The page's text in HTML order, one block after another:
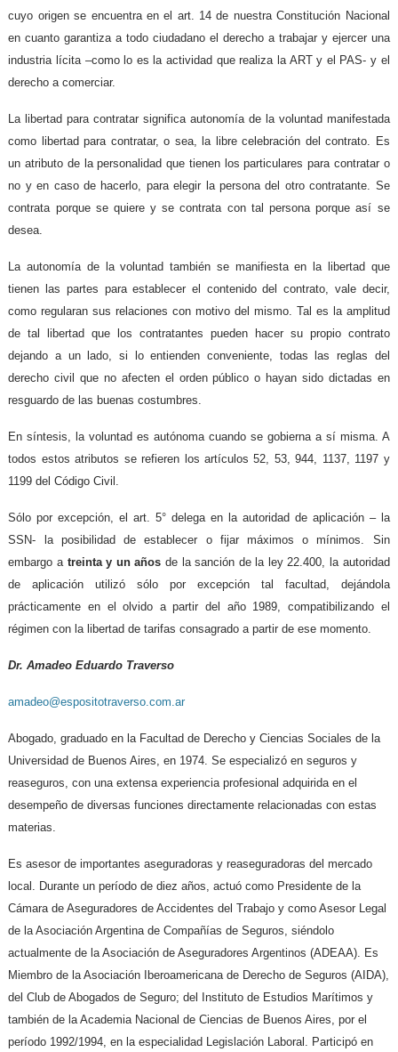
cuyo origen se encuentra en el art. 14 de nuestra Constitución Nacional
en cuanto garantiza a todo ciudadano el derecho a trabajar y ejercer una
industria lícita –como lo es la actividad que realiza la ART y el PAS- y el
derecho a comerciar.
La libertad para contratar significa autonomía de la voluntad manifestada
como libertad para contratar, o sea, la libre celebración del contrato. Es
un atributo de la personalidad que tienen los particulares para contratar o
no y en caso de hacerlo, para elegir la persona del otro contratante. Se
contrata porque se quiere y se contrata con tal persona porque así se
desea.
La autonomía de la voluntad también se manifiesta en la libertad que
tienen las partes para establecer el contenido del contrato, vale decir,
como regularan sus relaciones con motivo del mismo. Tal es la amplitud
de tal libertad que los contratantes pueden hacer su propio contrato
dejando a un lado, si lo entienden conveniente, todas las reglas del
derecho civil que no afecten el orden público o hayan sido dictadas en
resguardo de las buenas costumbres.
En síntesis, la voluntad es autónoma cuando se gobierna a sí misma. A
todos estos atributos se refieren los artículos 52, 53, 944, 1137, 1197 y
1199 del Código Civil.
Sólo por excepción, el art. 5° delega en la autoridad de aplicación – la
SSN- la posibilidad de establecer o fijar máximos o mínimos. Sin
embargo a treinta y un años de la sanción de la ley 22.400, la autoridad
de aplicación utilizó sólo por excepción tal facultad, dejándola
prácticamente en el olvido a partir del año 1989, compatibilizando el
régimen con la libertad de tarifas consagrado a partir de ese momento.
Dr. Amadeo Eduardo Traverso
amadeo@espositotraverso.com.ar
Abogado, graduado en la Facultad de Derecho y Ciencias Sociales de la
Universidad de Buenos Aires, en 1974. Se especializó en seguros y
reaseguros, con una extensa experiencia profesional adquirida en el
desempeño de diversas funciones directamente relacionadas con estas
materias.
Es asesor de importantes aseguradoras y reaseguradoras del mercado
local. Durante un período de diez años, actuó como Presidente de la
Cámara de Aseguradores de Accidentes del Trabajo y como Asesor Legal
de la Asociación Argentina de Compañías de Seguros, siéndolo
actualmente de la Asociación de Aseguradores Argentinos (ADEAA). Es
Miembro de la Asociación Iberoamericana de Derecho de Seguros (AIDA),
del Club de Abogados de Seguro; del Instituto de Estudios Marítimos y
también de la Academia Nacional de Ciencias de Buenos Aires, por el
período 1992/1994, en la especialidad Legislación Laboral. Participó en